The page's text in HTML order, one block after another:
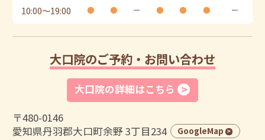
10:00〜19:00 ● ● ー ● ● ● ー
大口院のご予約・お問い合わせ
大口院の詳細はこちら
〒480-0146
愛知県丹羽郡大口町余野 3丁目234
GoogleMap